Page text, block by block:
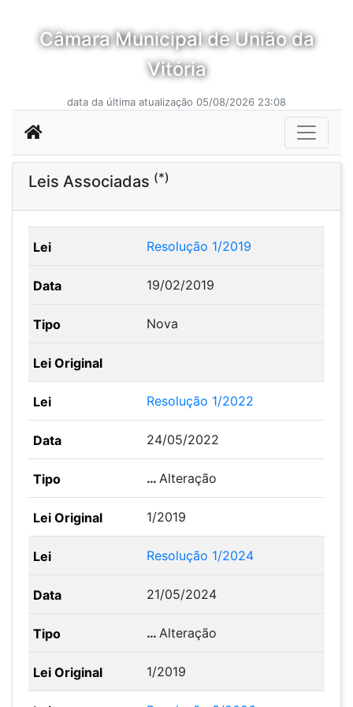
Câmara Municipal de União da
Vitória
data da última atualização 05/08/2026 23:08
Leis Associadas (*)
Resolução 1/2019
19/02/2019
Nova
Resolução 1/2022
24/05/2022
…Alteração
1/2019
Resolução 1/2024
21/05/2024
…Alteração
1/2019